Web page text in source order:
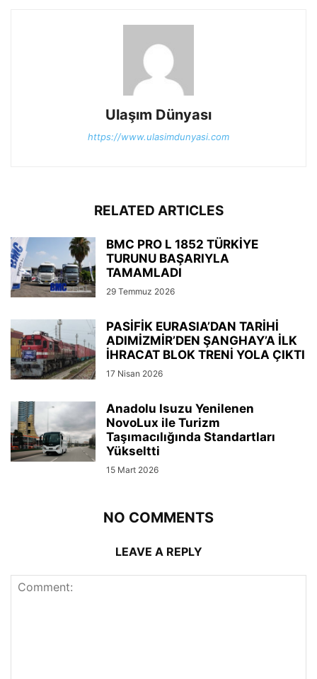
Ulaşım Dünyası
https://www.ulasimdunyasi.com
RELATED ARTICLES
BMC PRO L 1852 TÜRKİYE
TURUNU BAŞARIYLA
TAMAMLADI
29 Temmuz 2026
PASİFİK EURASIA’DAN TARİHİ
ADIMİZMİR’DEN ŞANGHAY’A İLK
İHRACAT BLOK TRENİ YOLA ÇIKTI
17 Nisan 2026
Anadolu Isuzu Yenilenen
NovoLux ile Turizm
Taşımacılığında Standartları
Yükseltti
15 Mart 2026
NO COMMENTS
LEAVE A REPLY